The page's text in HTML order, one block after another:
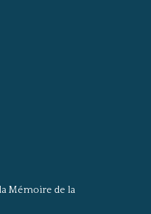
Mémoire de la